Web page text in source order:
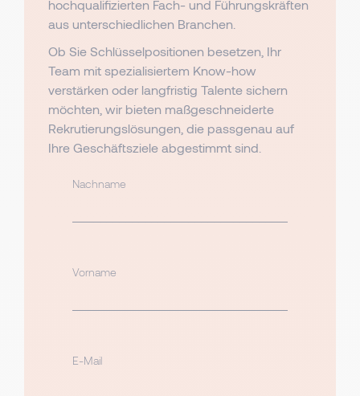
hochqualifizierten Fach- und Führungskräften
aus unterschiedlichen Branchen.
Ob Sie Schlüsselpositionen besetzen, Ihr
Team mit spezialisiertem Know-how
verstärken oder langfristig Talente sichern
möchten, wir bieten maßgeschneiderte
Rekrutierungslösungen, die passgenau auf
Ihre Geschäftsziele abgestimmt sind.
Nachname
Vorname
E-Mail